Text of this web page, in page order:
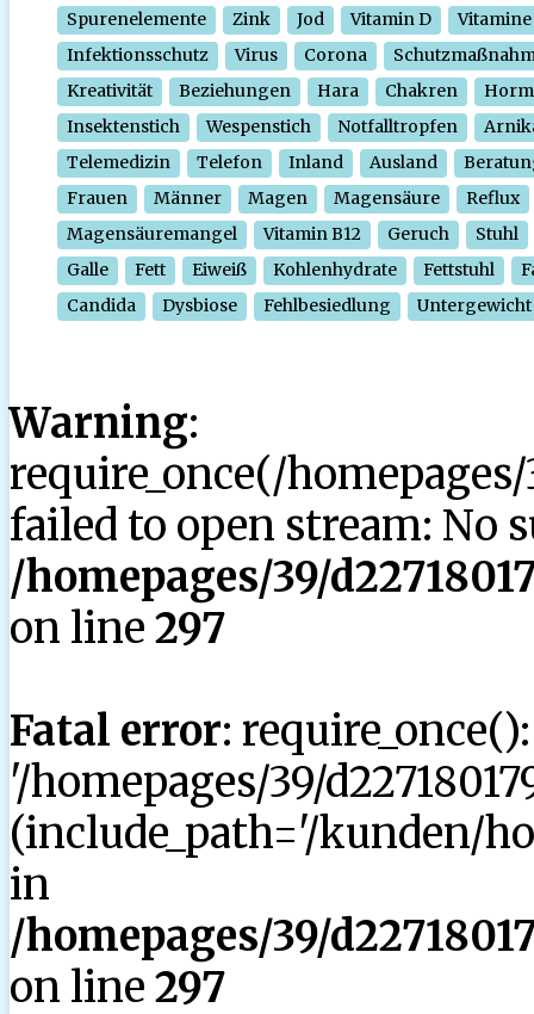
Spurenelemente
Zink Jod Vitamin D
Vitamine
Infektionsschutz
Virus Corona
Kreativität
Beziehungen Hara Chakren
Insektenstich
Wespenstich Notfalltropfen
Telemedizin
Telefon Inland Ausland
Frauen
Männer Magen Magensäure
Reflux
Magensäuremangel
Vitamin B12 Geruch
Stuhl
Galle
Fett Eiweiß Kohlenhydrate Fettstuhl
Candida
Dysbiose Fehlbesiedlung Untergewicht
Warning:
require_once(/
failed to open stream: No
/homepages/39/
on line 297
Fatal error:
'/homepages/39/
(include_path='/kunden/
in
/homepages/39/
on line 297